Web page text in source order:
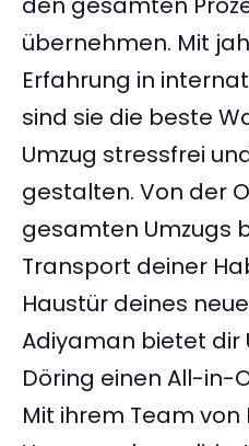
übernehmen. Mit
Erfahrung in
sind sie die beste
Umzug stressfrei
gestalten. Von der
gesamten Umzugs
Transport deiner
Haustür deines
Adiyaman bietet dir
Döring einen All-in-
Mit ihrem Team von